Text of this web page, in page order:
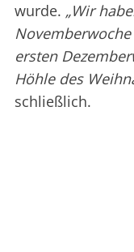
wurde. „Wir
ersten
Höhle des
schließlich.